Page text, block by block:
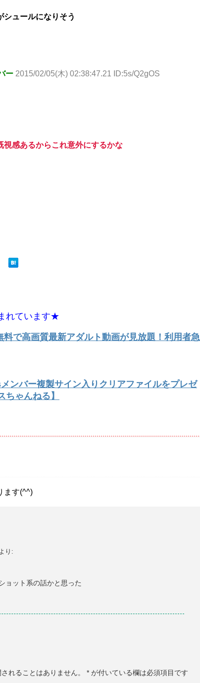
シュールになりそう
ー 2015/02/05(木) 02:38:47.21 ID:5s/Q2gOS
視感あるからこれ意外にするかな
れています★
料で高画質最新アダルト動画が見放題！利用者急
メンバー複製サイン入りクリアファイルをプレゼ
ちゃんねる】
ます(^^)
より:
ョット系の話かと思った
れることはありません。 * が付いている欄は必須項目です